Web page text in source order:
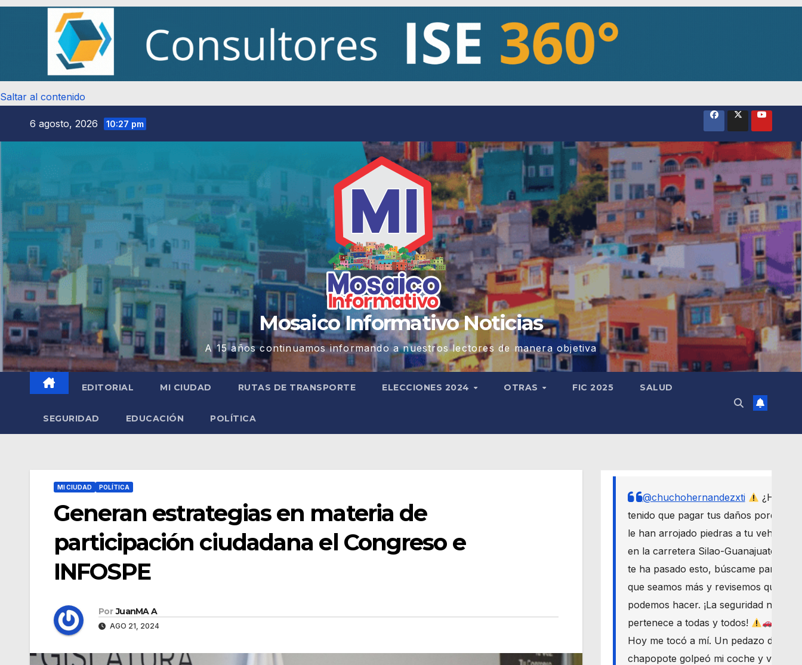
Saltar al contenido
6 agosto, 2026 10:27 pm
Mosaico Informativo Noticias
A 15 años continuamos informando a nuestros lectores de manera objetiva
EDITORIAL MI CIUDAD RUTAS DE TRANSPORTE ELECCIONES 2024 OTRAS FIC 2025 SALUD
SEGURIDAD EDUCACIÓN POLÍTICA
MI CIUDAD POLÍTICA
Generan estrategias en materia de
participación ciudadana el Congreso e
INFOSPE
Por JuanMA A
AGO 21, 2024
@chuchohernandezxti
¿Has
tenido que pagar tus daños porque
le han arrojado piedras a tu vehículo
en la carretera Silao-Guanajuato? Si
te ha pasado esto, búscame para
que seamos más y revisemos qué
podemos hacer. ¡La seguridad nos
pertenece a todas y todos!
Hoy me tocó a mí. Un pedazo de
chapopote golpeó mi coche y vi